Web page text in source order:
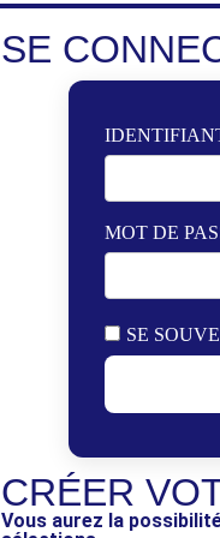
SE
MOT DE
SE
CRÉER
Vous aurez la